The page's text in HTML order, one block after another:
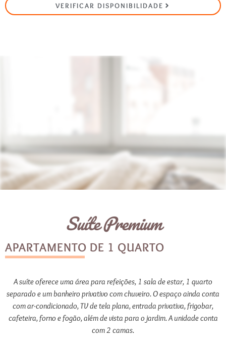
VERIFICAR DISPONIBILIDADE
Suíte Premium
APARTAMENTO DE 1 QUARTO
A suíte oferece uma área para refeições, 1 sala de estar, 1 quarto
separado e um banheiro privativo com chuveiro. O espaço ainda conta
com ar-condicionado, TV de tela plana, entrada privativa, frigobar,
cafeteira, forno e fogão, além de vista para o jardim. A unidade conta
com 2 camas.